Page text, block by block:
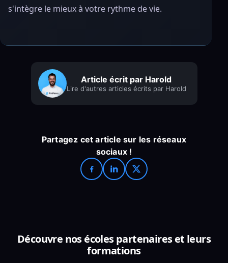
s'intègre le mieux à votre rythme de vie.
Article écrit par Harold
Lire d'autres articles écrits par Harold
Partagez cet article sur les réseaux
sociaux !
Découvre nos écoles partenaires et leurs
formations